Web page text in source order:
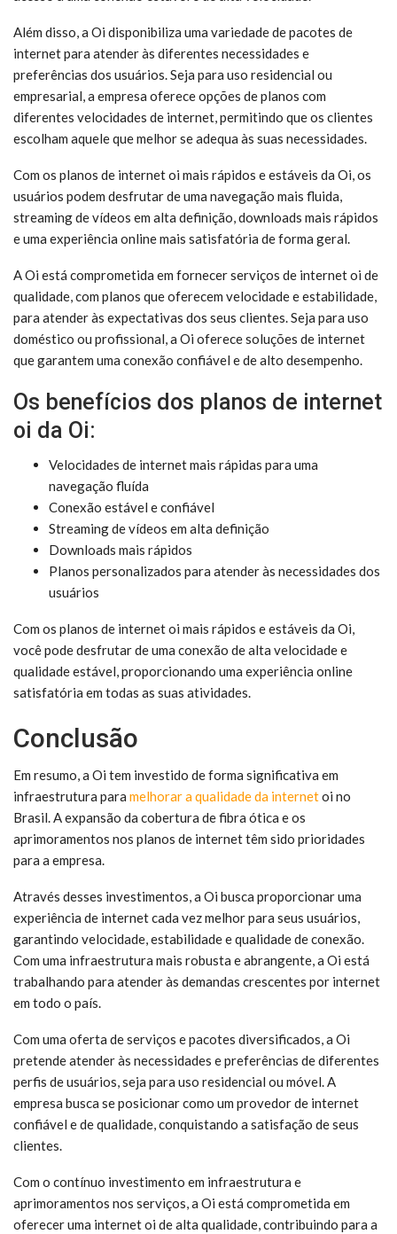
Além disso, a Oi disponibiliza uma variedade de pacotes de
internet para atender às diferentes necessidades e
preferências dos usuários. Seja para uso residencial ou
empresarial, a empresa oferece opções de planos com
diferentes velocidades de internet, permitindo que os clientes
escolham aquele que melhor se adequa às suas necessidades.
Com os planos de internet oi mais rápidos e estáveis da Oi, os
usuários podem desfrutar de uma navegação mais fluida,
streaming de vídeos em alta definição, downloads mais rápidos
e uma experiência online mais satisfatória de forma geral.
A Oi está comprometida em fornecer serviços de internet oi de
qualidade, com planos que oferecem velocidade e estabilidade,
para atender às expectativas dos seus clientes. Seja para uso
doméstico ou profissional, a Oi oferece soluções de internet
que garantem uma conexão confiável e de alto desempenho.
Os benefícios dos planos de internet
oi da Oi:
Velocidades de internet mais rápidas para uma
navegação fluída
Conexão estável e confiável
Streaming de vídeos em alta definição
Downloads mais rápidos
Planos personalizados para atender às necessidades dos
usuários
Com os planos de internet oi mais rápidos e estáveis da Oi,
você pode desfrutar de uma conexão de alta velocidade e
qualidade estável, proporcionando uma experiência online
satisfatória em todas as suas atividades.
Conclusão
Em resumo, a Oi tem investido de forma significativa em
infraestrutura para melhorar a qualidade da internetoi no
Brasil. A expansão da cobertura de fibra ótica e os
aprimoramentos nos planos de internet têm sido prioridades
para a empresa.
Através desses investimentos, a Oi busca proporcionar uma
experiência de internet cada vez melhor para seus usuários,
garantindo velocidade, estabilidade e qualidade de conexão.
Com uma infraestrutura mais robusta e abrangente, a Oi está
trabalhando para atender às demandas crescentes por internet
em todo o país.
Com uma oferta de serviços e pacotes diversificados, a Oi
pretende atender às necessidades e preferências de diferentes
perfis de usuários, seja para uso residencial ou móvel. A
empresa busca se posicionar como um provedor de internet
confiável e de qualidade, conquistando a satisfação de seus
clientes.
Com o contínuo investimento em infraestrutura e
aprimoramentos nos serviços, a Oi está comprometida em
oferecer uma internet oi de alta qualidade, contribuindo para a